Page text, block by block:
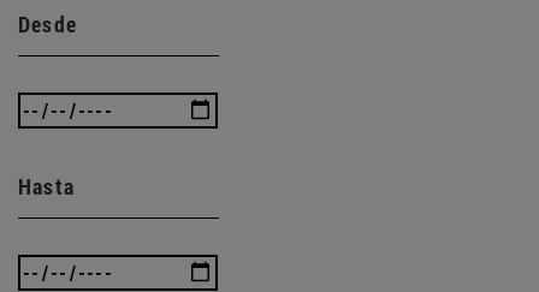
Desde
Hasta